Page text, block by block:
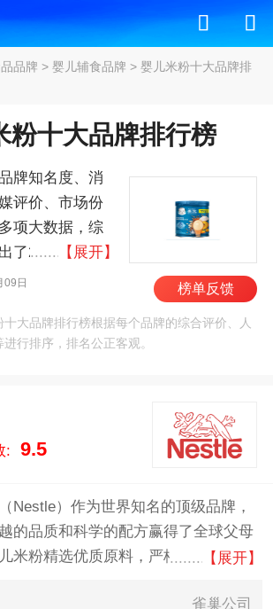
品牌 > 婴儿辅食品牌 > 婴儿米粉十大品牌排
粉十大品牌排行榜
牌知名度、消
评价、市场份
项大数据，综
了2026年婴儿
榜，其中前十
、喜
/Aptamil、嘉
利/YASHILI 。
实的数据告诉
【展开】
09日 榜单反馈
大品牌排行榜根据每个品牌的综合评价、人
行排序，排名公正客观。
: 9.5
Nestle）作为世界知名的顶级品牌，
的品质和科学的配方赢得了全球父母
米粉精选优质原料，严格遵循国际食
【展开】
雀巢公司